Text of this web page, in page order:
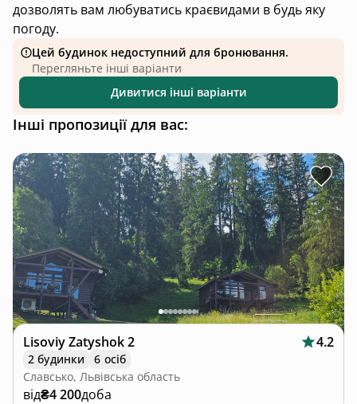
дозволять вам любуватись краєвидами в будь яку
погоду.
Цей будинок недоступний для бронювання.
Перегляньте інші варіанти
Дивитися інші варіанти
Інші пропозиції для вас:
Lisoviy Zatyshok 2 4.2
2 будинки
6 осіб
Славсько, Львівська область
від₴4 200доба